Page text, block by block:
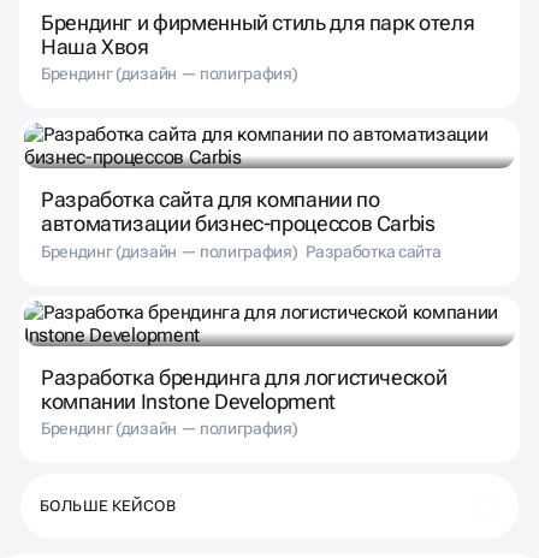
Брендинг и фирменный стиль для парк отеля
Наша Хвоя
Брендинг (дизайн — полиграфия)
Разработка сайта для компании по
автоматизации бизнес-процессов Carbis
Брендинг (дизайн — полиграфия) Разработка сайта
Разработка брендинга для логистической
компании Instone Development
Брендинг (дизайн — полиграфия)
БОЛЬШЕ КЕЙСОВ